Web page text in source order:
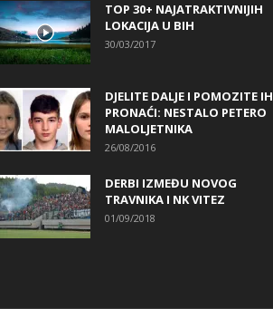
TOP 30+ NAJATRAKTIVNIJIH
LOKACIJA U BIH
30/03/2017
DJELITE DALJE I POMOZITE IH
PRONAĆI: NESTALO PETERO
MALOLJETNIKA
26/08/2016
DERBI IZMEĐU NOVOG
TRAVNIKA I NK VITEZ
01/09/2018